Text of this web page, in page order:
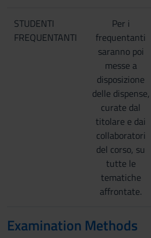
STUDENTI
FREQUENTANTI
Per i
frequentanti
saranno poi
messe a
disposizione
delle dispense,
curate dal
titolare e dai
collaboratori
del corso, su
tutte le
tematiche
affrontate.
Examination Methods